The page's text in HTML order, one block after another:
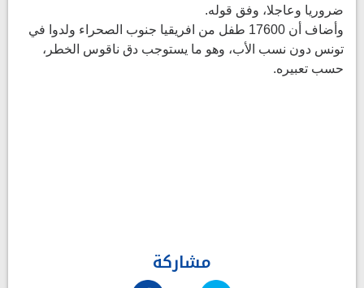
ضروريا وعاجلا، وفق قوله.
وأضاف أن 17600 طفل من افريقيا جنوب الصحراء ولدوا في
تونس دون نسب الأب، وهو ما يستوجب دق ناقوس الخطر،
حسب تعبيره.
مشاركة